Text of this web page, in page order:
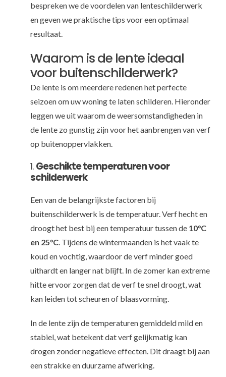
bespreken we de voordelen van lenteschilderwerk
en geven we praktische tips voor een optimaal
resultaat.
Waarom is de lente ideaal
voor buitenschilderwerk?
De lente is om meerdere redenen het perfecte
seizoen om uw woning te laten schilderen. Hieronder
leggen we uit waarom de weersomstandigheden in
de lente zo gunstig zijn voor het aanbrengen van verf
op buitenoppervlakken.
1. Geschikte temperaturen voor
schilderwerk
Een van de belangrijkste factoren bij
buitenschilderwerk is de temperatuur. Verf hecht en
droogt het best bij een temperatuur tussen de 10°C
en 25°C. Tijdens de wintermaanden is het vaak te
koud en vochtig, waardoor de verf minder goed
uithardt en langer nat blijft. In de zomer kan extreme
hitte ervoor zorgen dat de verf te snel droogt, wat
kan leiden tot scheuren of blaasvorming.
In de lente zijn de temperaturen gemiddeld mild en
stabiel, wat betekent dat verf gelijkmatig kan
drogen zonder negatieve effecten. Dit draagt bij aan
een strakke en duurzame afwerking.